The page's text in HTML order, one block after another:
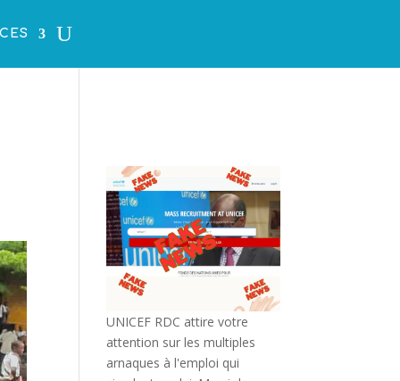
UNICEF RDC attire votre
attention sur les multiples
arnaques à l'emploi qui